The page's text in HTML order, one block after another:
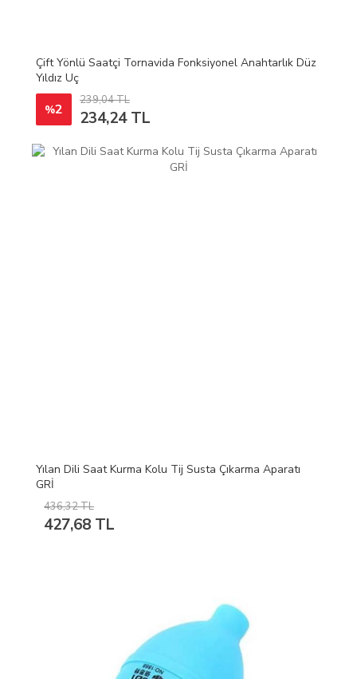
Çift Yönlü Saatçi Tornavida Fonksiyonel Anahtarlık Düz
Yıldız Uç
%2
239,04 TL
234,24 TL
Yılan Dili Saat Kurma Kolu Tij Susta Çıkarma Aparatı
GRİ
436,32 TL
427,68 TL